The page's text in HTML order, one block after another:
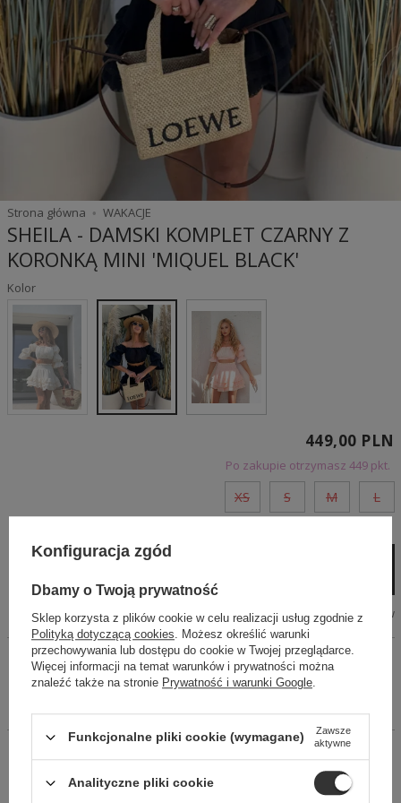
Strona główna WAKACJE
SHEILA - DAMSKI KOMPLET CZARNY Z
KORONKĄ MINI 'MIQUEL BLACK'
Kolor
Po zakupie otrzymasz 449 pkt.
449,00 PLN
Tabela wymiarów
XS S M L
Dwuczęściowy komplet wykonany ze zwiewnej tkaniny.
Rękawy doszyte do bluzeczki. Spódniczka z trzema
falbankami. Komplet wypodszewkowany. Tkanina w kolorze
14 dni na łatwy zwrot
Kup Teraz, zapłać za 30 dni
Konfiguracja zgód
Dbamy o Twoją prywatność
Sklep korzysta z plików cookie w celu realizacji usług zgodnie z
Polityką dotyczącą cookies. Możesz określić warunki
przechowywania lub dostępu do cookie w Twojej przeglądarce.
Więcej informacji na temat warunków i prywatności można
znaleźć także na stronie Prywatność i warunki Google.
Funkcjonalne pliki cookie (wymagane)
Zawsze
aktywne
Analityczne pliki cookie